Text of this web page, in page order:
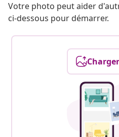
Votre photo peut aider
ci-dessous pour démarrer.